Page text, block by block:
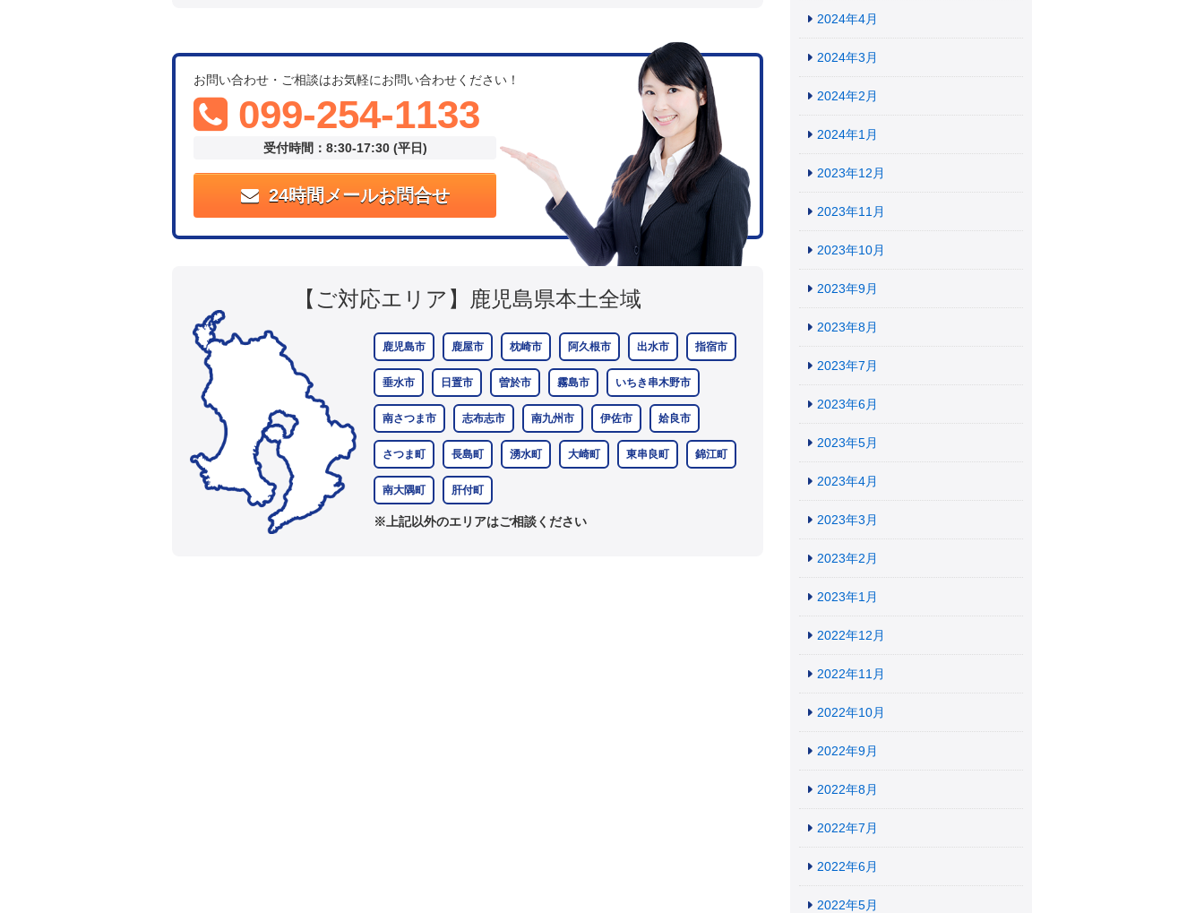
お問い合わせ・ご相談はお気軽にお問い合わせください！
099-254-1133
受付時間：8:30-17:30 (平日)
24時間メールお問合せ
【ご対応エリア】 鹿児島県本土全域
鹿児島市 鹿屋市 枕崎市 阿久根市 出水市 指宿市
垂水市 日置市 曽於市 霧島市 いちき串木野市
南さつま市 志布志市 南九州市 伊佐市 姶良市
さつま町 長島町 湧水町 大崎町 東串良町 錦江町
南大隅町 肝付町
※上記以外のエリアはご相談ください
2024年4月
2024年3月
2024年2月
2024年1月
2023年12月
2023年11月
2023年10月
2023年9月
2023年8月
2023年7月
2023年6月
2023年5月
2023年4月
2023年3月
2023年2月
2023年1月
2022年12月
2022年11月
2022年10月
2022年9月
2022年8月
2022年7月
2022年6月
2022年5月